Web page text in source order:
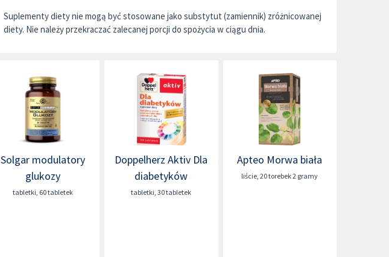
Suplementy diety nie mogą być stosowane jako substytut (zamiennik) zróżnicowanej
diety. Nie należy przekraczać zalecanej porcji do spożycia w ciągu dnia.
Solgar modulatory
glukozy
tabletki, 60 tabletek
Doppelherz Aktiv Dla
diabetyków
tabletki,30 tabletek
Apteo Morwa biała
liście,20 torebek 2 gramy